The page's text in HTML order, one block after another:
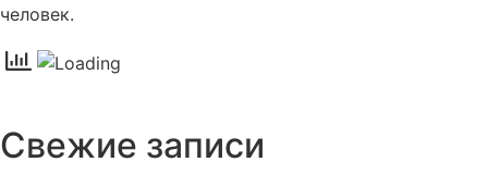
человек.
Свежие записи